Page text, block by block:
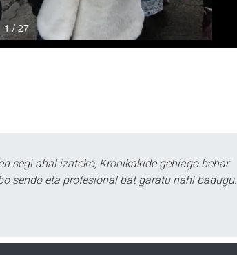
segi ahal izateko, Kronikakide gehiago behar
sendo eta profesional bat garatu nahi badugu.